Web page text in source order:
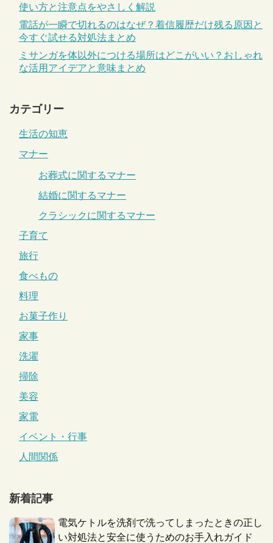
使い方と注意点をやさしく解説
電話が一瞬で切れるのはなぜ？着信履歴だけ残る原因と
今すぐ試せる対処法まとめ
ミサンガを体以外につける場所はどこがいい？おしゃれ
な活用アイデアと意味まとめ
カテゴリー
生活の知恵
マナー
お葬式に関するマナー
結婚に関するマナー
クラシックに関するマナー
子育て
旅行
食べもの
料理
お菓子作り
家事
洗濯
掃除
美容
家電
イベント・行事
人間関係
新着記事
電気ケトルを洗剤で洗ってしまったときの正し
い対処法と安全に使うためのお手入れガイド